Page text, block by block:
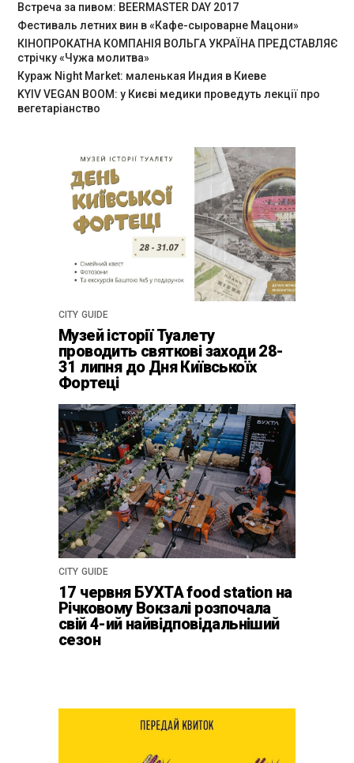
Встреча за пивом: BEERMASTER DAY 2017
Фестиваль летних вин в «Кафе-сыроварне Мацони»
КІНОПРОКАТНА КОМПАНІЯ ВОЛЬГА УКРАЇНА ПРЕДСТАВЛЯЄ
стрічку «Чужа молитва»
Кураж Night Market: маленькая Индия в Киеве
KYIV VEGAN BOOM: у Києві медики проведуть лекції про
вегетаріанство
CITY GUIDE
Музей історії Туалету
проводить святкові заходи 28-
31 липня до Дня Київськоїх
Фортеці
CITY GUIDE
17 червня БУХТА food station на
Річковому Вокзалі розпочала
свій 4-ий найвідповідальніший
сезон